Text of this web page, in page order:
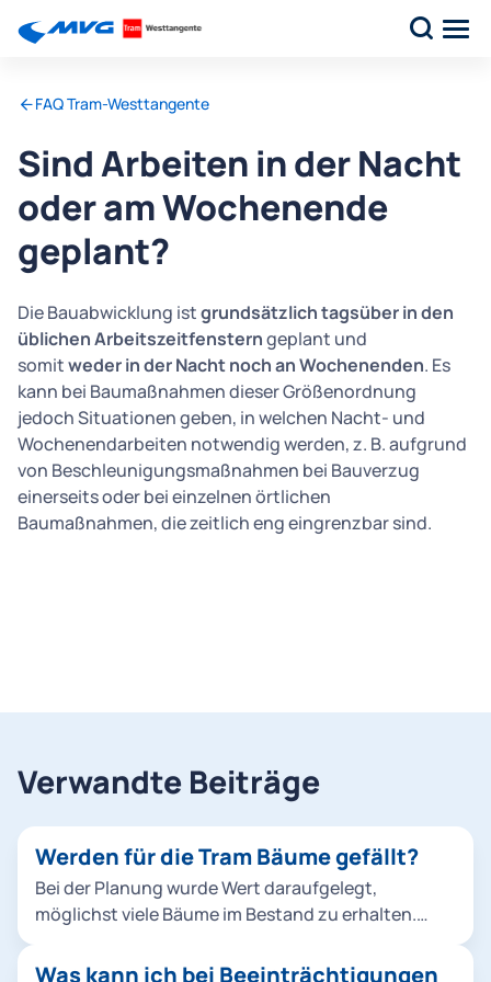
FAQ Tram-Westtangente
Sind Arbeiten in der Nacht
oder am Wochenende
geplant?
Die Bauabwicklung istgrundsätzlich tagsüber in den
üblichen Arbeitszeitfensterngeplant und
somitweder in der Nacht noch an Wochenenden. Es
kann bei Baumaßnahmen dieser Größenordnung
jedoch Situationen geben, in welchen Nacht- und
Wochenendarbeiten notwendig werden, z. B. aufgrund
von Beschleunigungsmaßnahmen bei Bauverzug
einerseits oder bei einzelnen örtlichen
Baumaßnahmen, die zeitlich eng eingrenzbar sind.
Verwandte Beiträge
Werden für die Tram Bäume gefällt?
Bei der Planung wurde Wert daraufgelegt,
möglichst viele Bäume im Bestand zu erhalten.
Umfeld des Projekts. Knapp 90 Prozent der Bäume
Was kann ich bei Beeinträchtigungen